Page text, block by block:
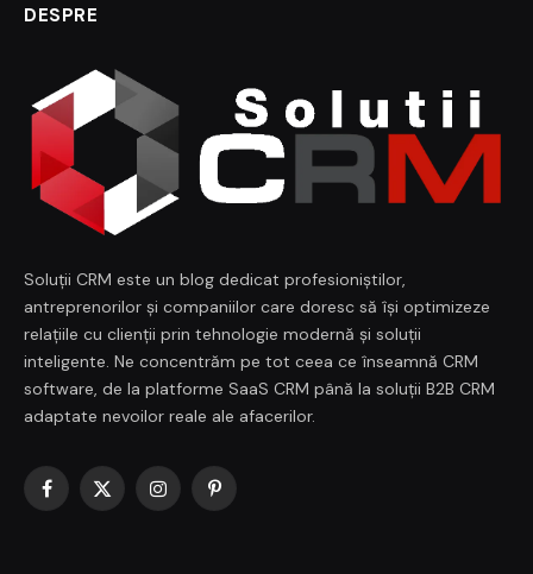
DESPRE
Soluții CRM este un blog dedicat profesioniștilor,
antreprenorilor și companiilor care doresc să își optimizeze
relațiile cu clienții prin tehnologie modernă și soluții
inteligente. Ne concentrăm pe tot ceea ce înseamnă CRM
software, de la platforme SaaS CRM până la soluții B2B CRM
adaptate nevoilor reale ale afacerilor.
Facebook
X
InstagramPinterest